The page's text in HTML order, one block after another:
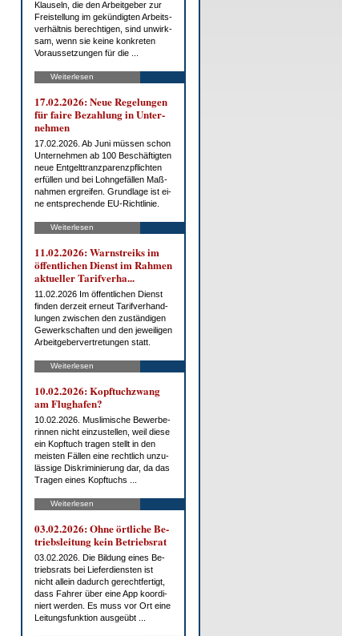
Klau­seln, die den Ar­beit­ge­ber zur
Frei­stel­lung im ge­kün­dig­ten Ar­beits­
ver­hält­nis be­rech­ti­gen, sind un­wirk­
sam, wenn sie kei­ne kon­kre­ten
Vor­aus­set­zun­gen für die ...
Weiterlesen
17.02.2026: Neue Re­ge­lun­gen
für fai­re Be­zah­lung in Un­ter­
neh­men
17.02.2026. Ab Ju­ni müs­sen schon
Un­ter­neh­men ab 100 Be­schäf­tig­ten
neue Ent­gelt­tranz­pa­renz­pflich­ten
er­fül­len und bei Lohn­ge­fäl­len Maß­
nah­men er­grei­fen. Grund­la­ge ist ei­
ne ent­spre­chen­de EU-Richt­li­nie.
Weiterlesen
11.02.2026: Warn­streiks im
öf­fent­li­chen Dienst im Rah­men
ak­tu­el­ler Ta­rif­ver­ha...
11.02.2026 Im öf­fent­li­chen Dienst
fin­den der­zeit er­neut Ta­rif­ver­hand­
lun­gen zwi­schen den zu­stän­di­gen
Ge­werk­schaf­ten und den je­wei­li­gen
Ar­beit­ge­ber­ver­tre­tun­gen statt.
Weiterlesen
10.02.2026: Kopf­tuch­zwang
am Flug­ha­fen?
10.02.2026. Mus­li­mi­sche Be­wer­be­
rin­nen nicht ein­zu­stel­len, weil die­se
ein Kopf­tuch tra­gen stellt in den
meis­ten Fäl­len ei­ne recht­lich un­zu­
läs­si­ge Dis­kri­mi­nie­rung dar, da das
Tra­gen ei­nes Kopf­tuchs ...
Weiterlesen
03.02.2026: Oh­ne ört­li­che Be­
triebs­lei­tung kein Be­triebs­rat
03.02.2026. Die Bil­dung ei­nes Be­
triebs­rats bei Lie­fer­diens­ten ist
nicht al­lein da­durch ge­recht­fer­tigt,
dass Fah­rer über ei­ne App ko­or­di­
niert wer­den. Es muss vor Ort ei­ne
Lei­tungs­funk­ti­on aus­ge­übt ...